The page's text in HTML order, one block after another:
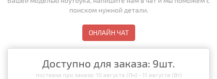
поиском нужной детали.
ОНЛАЙН ЧАТ
Доступно для заказа: 9шт.
поставка при заказе: 10 августа (Пн) - 11 августа (Вт)